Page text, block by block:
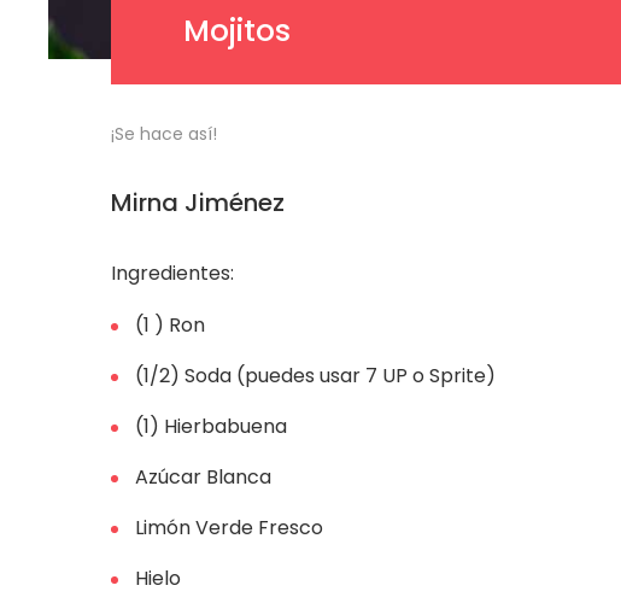
Mojitos
¡Se hace así!
Mirna Jiménez
Ingredientes:
(1 ) Ron
(1/2) Soda (puedes usar 7 UP o Sprite)
(1) Hierbabuena
Azúcar Blanca
Limón Verde Fresco
Hielo